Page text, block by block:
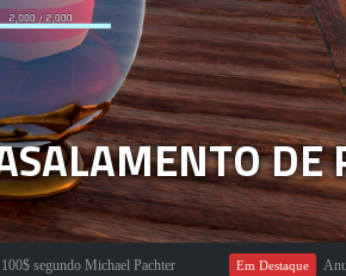
DE
Michael Pachter Em Destaque Anunciado